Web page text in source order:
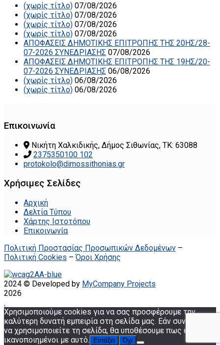
(χωρίς τίτλο) 07/08/2026
(χωρίς τίτλο) 07/08/2026
(χωρίς τίτλο) 07/08/2026
(χωρίς τίτλο) 07/08/2026
ΑΠΟΦΑΣΕΙΣ ΔΗΜΟΤΙΚΗΣ ΕΠΙΤΡΟΠΗΣ ΤΗΣ 20ΗΣ/28-
07-2026 ΣΥΝΕΔΡΙΑΣΗΣ 07/08/2026
ΑΠΟΦΑΣΕΙΣ ΔΗΜΟΤΙΚΗΣ ΕΠΙΤΡΟΠΗΣ ΤΗΣ 19ΗΣ/20-
07-2026 ΣΥΝΕΔΡΙΑΣΗΣ 06/08/2026
(χωρίς τίτλο) 06/08/2026
(χωρίς τίτλο) 06/08/2026
Επικοινωνία
Νικήτη Χαλκιδικής, Δήμος Σιθωνίας, ΤΚ: 63088
2375350100 102
protokolo@dimossithonias.gr
Χρήσιμες Σελίδες
Αρχική
Δελτία Τύπου
Χάρτης Ιστοτόπου
Επικοινωνία
Πολιτική Προστασίας Προσωπικών Δεδομένων –
Πολιτική Cookies –Όροι Χρήσης
2024 © Developed by MyCompany Projects
2026
.
Χρησιμοποιούμε cookies για να σας προσφέρουμε την
καλύτερη δυνατή εμπειρία στη σελίδα μας. Εάν συνεχίσετε
να χρησιμοποιείτε τη σελίδα, θα υποθέσουμε πως είστε
ικανοποιημένοι με αυτό.
Εντάξει Όχι